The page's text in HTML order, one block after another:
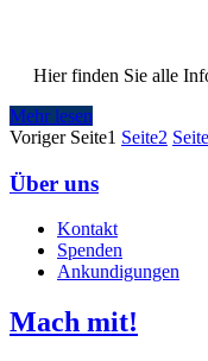
Hier finden Sie alle
Mehr lesen
Voriger Seite1 Seite2 Seite
Über uns
Kontakt
Spenden
Ankundigungen
Mach mit!